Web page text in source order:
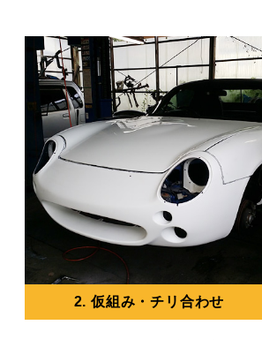
2. 仮組み・チリ合わせ